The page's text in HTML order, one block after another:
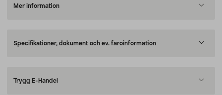
Mer information
Specifikationer, dokument och ev. faroinformation
Trygg E-Handel